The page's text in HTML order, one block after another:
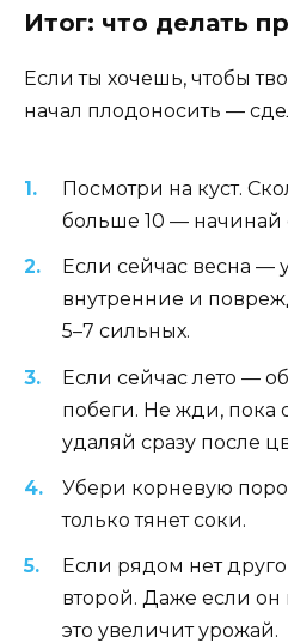
Итог: что делать
Если ты хочешь, чтобы
начал плодоносить —
Посмотри на куст.
больше 10 — начинай
Если сейчас весна —
внутренние и
5–7 сильных.
Если сейчас лето —
побеги. Не жди, пока
удаляй сразу после
Убери корневую
только тянет соки.
Если рядом нет
второй. Даже если он
это увеличит урожай.